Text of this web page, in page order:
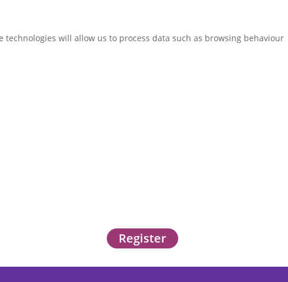
will allow us to process data such as browsing behaviour
Register